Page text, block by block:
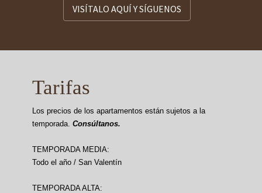
VISÍTALO AQUÍ Y SÍGUENOS
Tarifas
Los precios de los apartamentos están sujetos a la
temporada. Consúltanos.
TEMPORADA MEDIA:
Todo el año / San Valentín
TEMPORADA ALTA: